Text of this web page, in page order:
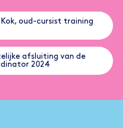
oud-cursist training
afsluiting van de
2024